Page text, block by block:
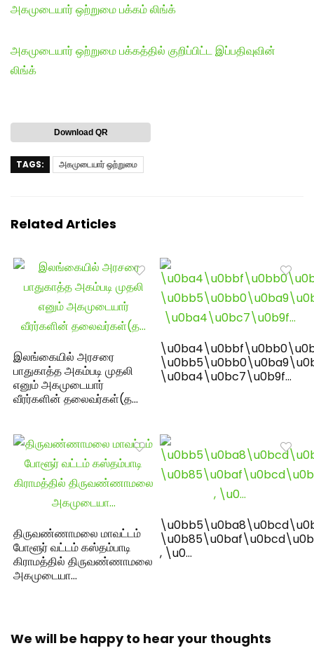
அகமுடையார் ஒற்றுமை பக்கம் லிங்க்
அகமுடையார் ஒற்றுமை பக்கத்தில் குறிப்பிட்ட இப்பதிவுவின்
லிங்க்
Download QR
TAGS: அகமுடையார் ஒற்றுமை
Related Articles
இலங்கையில் அரசரை
பாதுகாத்த அகம்படி முதலி
எனும் அகமுடையார்
வீரர்களின் தலைவர்கள்(த…
\u0ba4\u0bc7\u0b9f…
திருவண்ணாமலை மாவட்டம்
போளூர் வட்டம் கஸ்தம்பாடி
கிராமத்தில் திருவண்ணாமலை
அகமுடையா…
, \u0…
We will be happy to hear your thoughts